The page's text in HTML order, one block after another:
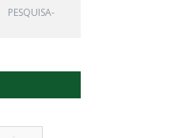
PESQUISA-